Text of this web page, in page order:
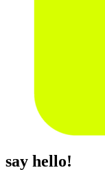
say hello!